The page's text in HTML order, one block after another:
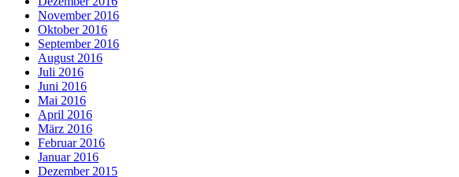
November 2016
Oktober 2016
September 2016
August 2016
Juli 2016
Juni 2016
Mai 2016
April 2016
März 2016
Februar 2016
Januar 2016
Dezember 2015